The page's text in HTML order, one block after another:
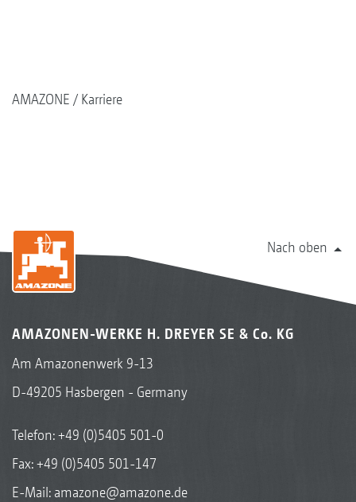
AMAZONE Karriere
Nach oben
AMAZONEN-WERKE H. DREYER SE & Co. KG
Am Amazonenwerk 9-13
D-49205 Hasbergen - Germany
Telefon:+49 (0)5405 501-0
Fax: +49 (0)5405 501-147
E-Mail: amazone@amazone.de